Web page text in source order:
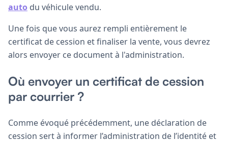
auto du véhicule vendu.
Une fois que vous aurez rempli entièrement le
certificat de cession et finaliser la vente, vous devrez
alors envoyer ce document à l'administration.
Où envoyer un certificat de cession
par courrier ?
Comme évoqué précédemment, une déclaration de
cession sert à informer l’administration de l’identité et